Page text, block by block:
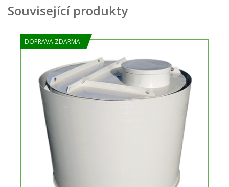
Související produkty
DOPRAVA ZDARMA